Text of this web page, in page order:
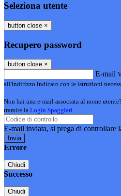
Seleziona utente
button close ×
Recupero password
button close ×
E-mail
all'indirizzo indicato con le istruzioni
Non hai una e-mail associata al nome
tramite la Login Spaggiari
E-mail inviata, si prega di controllare
Errore
Chiudi
Successo
Chiudi